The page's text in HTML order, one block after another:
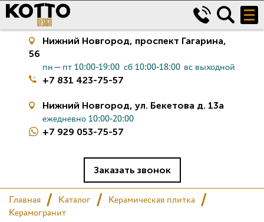
Керамическая плитка
Салон
Нижний Новгород, проспект Гагарина,
56
пн—пт 10:00-19:00 сб 10:00-18:00 вс выходной
+7 831 423-75-57
Нижний Новгород, ул. Бекетова д. 13а
ежедневно 10:00-20:00
+7 929 053-75-57
Заказать звонок
Главная Каталог
Керамическая плитка
Керамогранит